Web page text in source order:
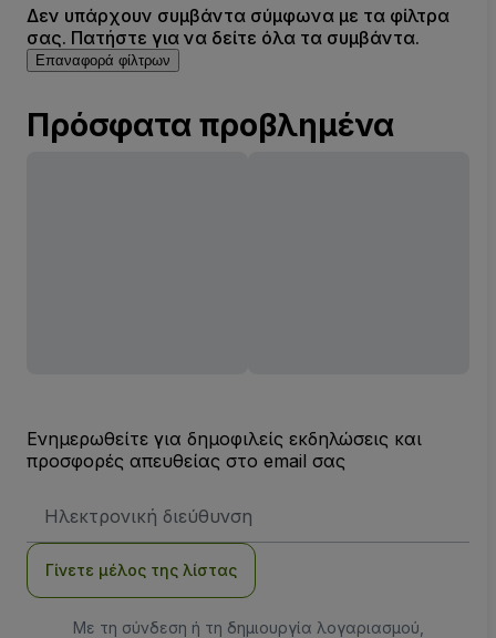
Δεν υπάρχουν συμβάντα σύμφωνα με τα φίλτρα
σας. Πατήστε για να δείτε όλα τα συμβάντα.
Επαναφορά φίλτρων
Πρόσφατα προβλημένα
Ενημερωθείτε για δημοφιλείς εκδηλώσεις και
προσφορές απευθείας στο email σας
Email
Γίνετε μέλος της λίστας
Με τη σύνδεση ή τη δημιουργία λογαριασμού,